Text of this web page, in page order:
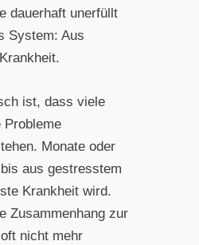
dauerhaft unerfüllt
System: Aus
ist, dass viele
Probleme
Monate oder
aus gestresstem
Krankheit wird.
Zusammenhang zur
nicht mehr